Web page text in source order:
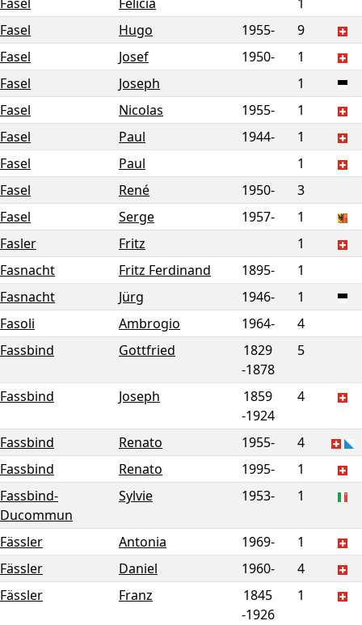
Fasel
Hugo 1955-
9
Fasel
Josef 1950-
1
Fasel
Joseph
1
Fasel
Nicolas 1955-
1
Fasel
Paul 1944-
1
Fasel
Paul
1
Fasel
René 1950-
3
Fasel
Serge 1957-
1
Fasler
Fritz
1
Fasnacht
Fritz Ferdinand 1895-
1
Fasnacht
Jürg 1946-
1
Fasoli
Ambrogio 1964-
4
Fassbind
Gottfried
1829
-1878
5
Fassbind Joseph
1859
-1924
4
Fassbind Renato 1955-
4
Fassbind
Renato 1995-
1
Fassbind-
Ducommun
Sylvie 1953- 1
Fässler Antonia 1969-
1
Fässler
Daniel 1960-
4
Fässler
Franz
1845
-1926
1